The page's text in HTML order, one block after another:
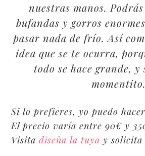
nuestras manos.
bufandas y gorros
pasar nada de frío. Así
idea que se te ocurra,
todo se hace grande, y
momentito.
Si lo prefieres, yo puedo
El precio varía entre 90€ y
Visitadiseña la tuya y solicita